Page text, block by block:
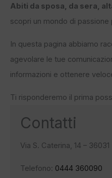
Abiti da sposa, da sera,
scopri un mondo di passione
In questa pagina abbiamo
agevolare le tue
informazioni e ottenere
Ti risponderemo il prima
Contatti
Via S. Caterina, 14 –
Telefono: 0444 360090